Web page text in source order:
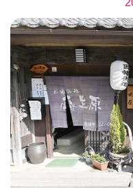
プ
FAQ